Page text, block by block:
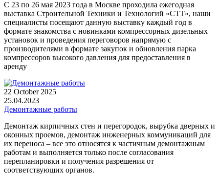
С 23 по 26 мая 2023 года в Москве проходила ежегодная
выставка Строительной Техники и Технологий «СТТ», наши
специалисты посещают данную выставку каждый год в
формате знакомства с новинками компрессорных дизельных
установок и проведения переговоров напрямую с
производителями в формате закупок и обновления парка
компрессоров высокого давления для предоставления в
аренду
22 October 2025
25.04.2023
Демонтажные работы
Демонтаж кирпичных стен и перегородок, вырубка дверных и
оконных проемов, демонтаж инженерных коммуникаций для
их переноса – все это относятся к частичным демонтажным
работам и выполняется только после согласования
перепланировки и получения разрешения от
соответствующих органов.